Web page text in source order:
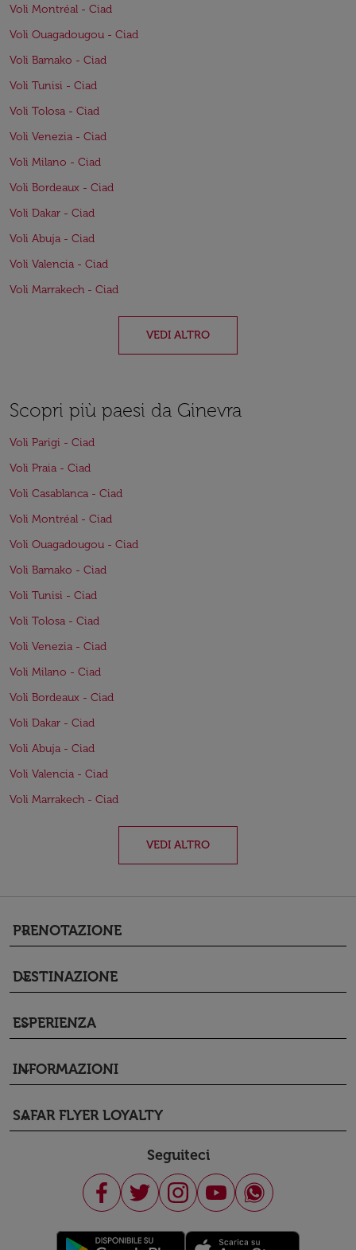
Voli Montréal - Ciad
Voli Ouagadougou - Ciad
Voli Bamako - Ciad
Voli Tunisi - Ciad
Voli Tolosa - Ciad
Voli Venezia - Ciad
Voli Milano - Ciad
Voli Bordeaux - Ciad
Voli Dakar - Ciad
Voli Abuja - Ciad
Voli Valencia - Ciad
Voli Marrakech - Ciad
VEDI ALTRO
Scopri più paesi da Ginevra
Voli Parigi - Ciad
Voli Praia - Ciad
Voli Casablanca - Ciad
Voli Montréal - Ciad
Voli Ouagadougou - Ciad
Voli Bamako - Ciad
Voli Tunisi - Ciad
Voli Tolosa - Ciad
Voli Venezia - Ciad
Voli Milano - Ciad
Voli Bordeaux - Ciad
Voli Dakar - Ciad
Voli Abuja - Ciad
Voli Valencia - Ciad
Voli Marrakech - Ciad
VEDI ALTRO
PRENOTAZIONE
keyboard_arrow_down
DESTINAZIONE
keyboard_arrow_down
ESPERIENZA
keyboard_arrow_down
INFORMAZIONI
keyboard_arrow_down
SAFAR FLYER LOYALTY
keyboard_arrow_down
Seguiteci